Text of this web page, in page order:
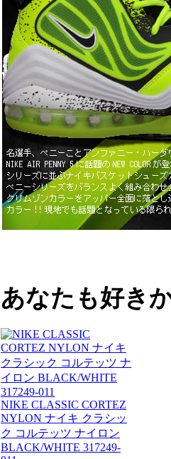
あなたも好き
NIKE CLASSIC CORTEZ
NYLON ナイキ クラシッ
ク コルテッツ ナイロン
BLACK/WHITE 317249-